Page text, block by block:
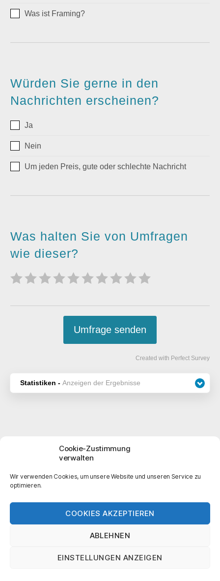
Cookie-Zustimmung
verwalten
Wir verwenden Cookies, um unsere Website und unseren Service zu
optimieren.
COOKIES AKZEPTIEREN
ABLEHNEN
EINSTELLUNGEN ANZEIGEN
Was ist Framing?
Würden Sie gerne in den
Nachrichten erscheinen?
Ja
Nein
Um jeden Preis, gute oder schlechte Nachricht
Was halten Sie von Umfragen
wie dieser?
Umfrage senden
Created with Perfect Survey
Statistiken - Anzeigen der Ergebnisse
Datenschutzerklärung
Cookie-Richtlinie (EU)
AGB
Datenschutzerklärung